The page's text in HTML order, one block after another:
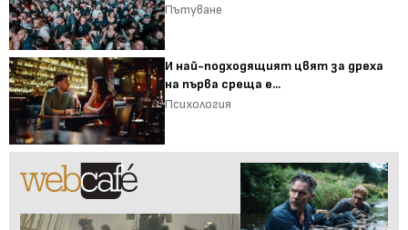
Пътуване
И най-подходящият цвят за дреха
на първа среща е...
Психология